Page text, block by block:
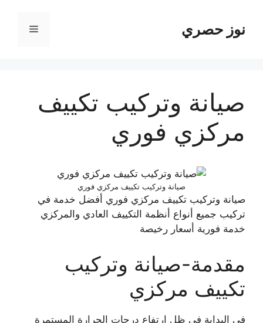
المحتوىنوز حصري القائمة
صيانة وتركيب تكييف
مركزي فوري
صيانة وتركيب تكييف مركزي فوري
صيانة وتركيب تكييف مركزي فوري أفضل خدمة في
تركيب جميع أنواع أنظمة التكييف العادي والمركزي
خدمة فورية أسعار رخيصة
مقدمة-صيانة وتركيب
تكييف مركزي
في البداية في ظل ارتفاع درجات الحرارة المستمرة